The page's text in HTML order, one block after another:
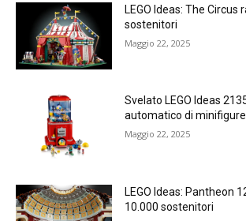
LEGO Ideas: The Circus
sostenitori
Maggio 22, 2025
Svelato LEGO Ideas
automatico di minifigure
Maggio 22, 2025
LEGO Ideas: Pantheon
10.000 sostenitori